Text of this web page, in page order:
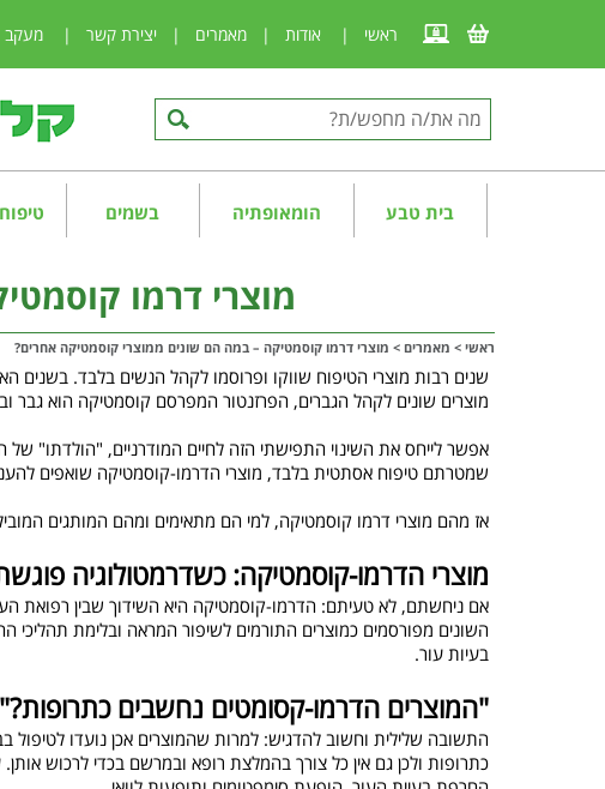
ראשי | אודות | מאמרים | יצירת קשר | מעקב
בית טבע הומאופתיה בשמים
מוצרי דרמו
ראשי > מאמרים > מוצרי דרמו קוסמטיקה – במה הם שונים ממוצרי קוסמטיקה אחרים?
שנים רבות מוצרי הטיפוח שווקו ופרוסמו לקהל הנשים בלבד. בשנים
מוצרים שונים לקהל הגברים, הפרזנטור המפרסם קוסמטיקה הוא גבר
אפשר לייחס את השינוי התפישתי הזה לחיים המודרניים, "הולדתו"
שמטרתם טיפוח אסתטית בלבד, מוצרי הדרמו-קוסמטיקה שואפים
אז מהם מוצרי דרמו קוסמטיקה, למי הם מתאימים ומהם המותגים
מוצרי הדרמו-קוסמטיקה: כשדרמטולוגיה
אם ניחשתם, לא טעיתם: הדרמו-קוסמטיקה היא השידוך שבין רפואת
השונים מפורסמים כמוצרים התורמים לשיפור המראה ובלימת תהליכי
בעיות עור.
"המוצרים הדרמו-קסומטים נחשבים כתרופות?"
התשובה שלילית וחשוב להדגיש: למרות שהמוצרים אכן נועדו לטיפול
כתרופות ולכן גם אין כל צורך בהמלצת רופא ובמרשם בכדי לרכוש